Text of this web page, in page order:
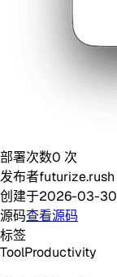
部署次数0 次
发布者futurize.rush
创建于2026-03-30
源码查看源码
标签
ToolProductivity